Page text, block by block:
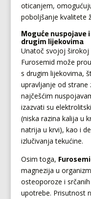
oticanjem,
poboljšanje kvalitete
Moguće
drugim lijekovima
Unatoč svojoj širokoj
Furosemid može
s drugim lijekovima,
upravljanje od strane
najčešćim
izazvati su
(niska razina kalija u
natrija u krvi), kao i
izlučivanja tekućine.
Osim toga,
magnezija u
osteoporoze i
upotrebe. Prisutnost